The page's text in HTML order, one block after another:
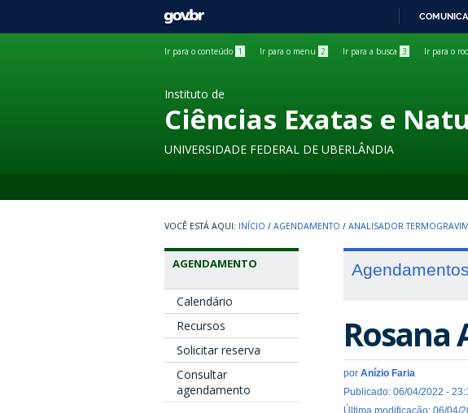
GOVBR
Ir para o conteúdo 1 Ir para o menu 2 Ir para a busca 3 Ir para o
Instituto de
Ciências Exatas e
UNIVERSIDADE FEDERAL DE UBERLÂNDIA
INÍCIO / AGENDAMENTO / ANALISADOR
AGENDAMENTO
Calendário
Recursos
Solicitar reserva
Consultar
agendamento
Agendamentos
Rosana
por Anízio Faria
Publicado: 06/04/2022 -
Última modificação: 06/04/